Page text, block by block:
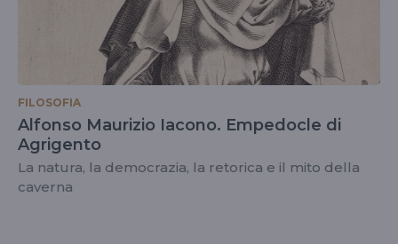
FILOSOFIA
Alfonso Maurizio Iacono. Empedocle di
Agrigento
La natura, la democrazia, la retorica e il mito della
caverna